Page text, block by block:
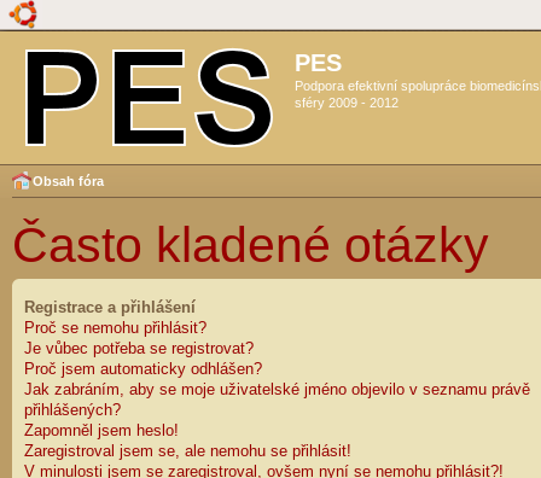
PES
Podpora efektivní spolupráce
sféry 2009 - 2012
Obsah fóra
Často kladené otázky
Registrace a přihlášení
Proč se nemohu přihlásit?
Je vůbec potřeba se registrovat?
Proč jsem automaticky odhlášen?
Jak zabráním, aby se moje uživatelské jméno objevilo v seznamu právě
přihlášených?
Zapomněl jsem heslo!
Zaregistroval jsem se, ale nemohu se přihlásit!
V minulosti jsem se zaregistroval, ovšem nyní se nemohu přihlásit?!